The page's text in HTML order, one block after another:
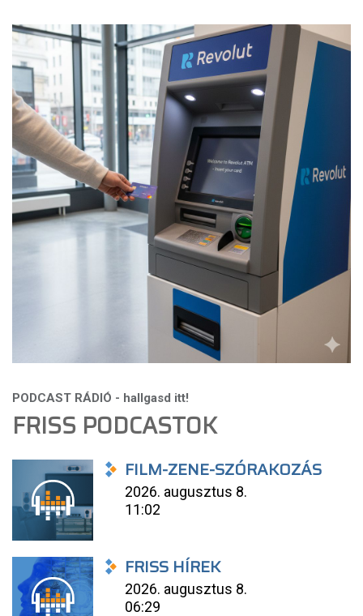
FRISS PODCASTOK
FILM-ZENE-SZÓRAKOZÁS
2026. augusztus 8.
11:02
FRISS HÍREK
2026. augusztus 8.
06:29